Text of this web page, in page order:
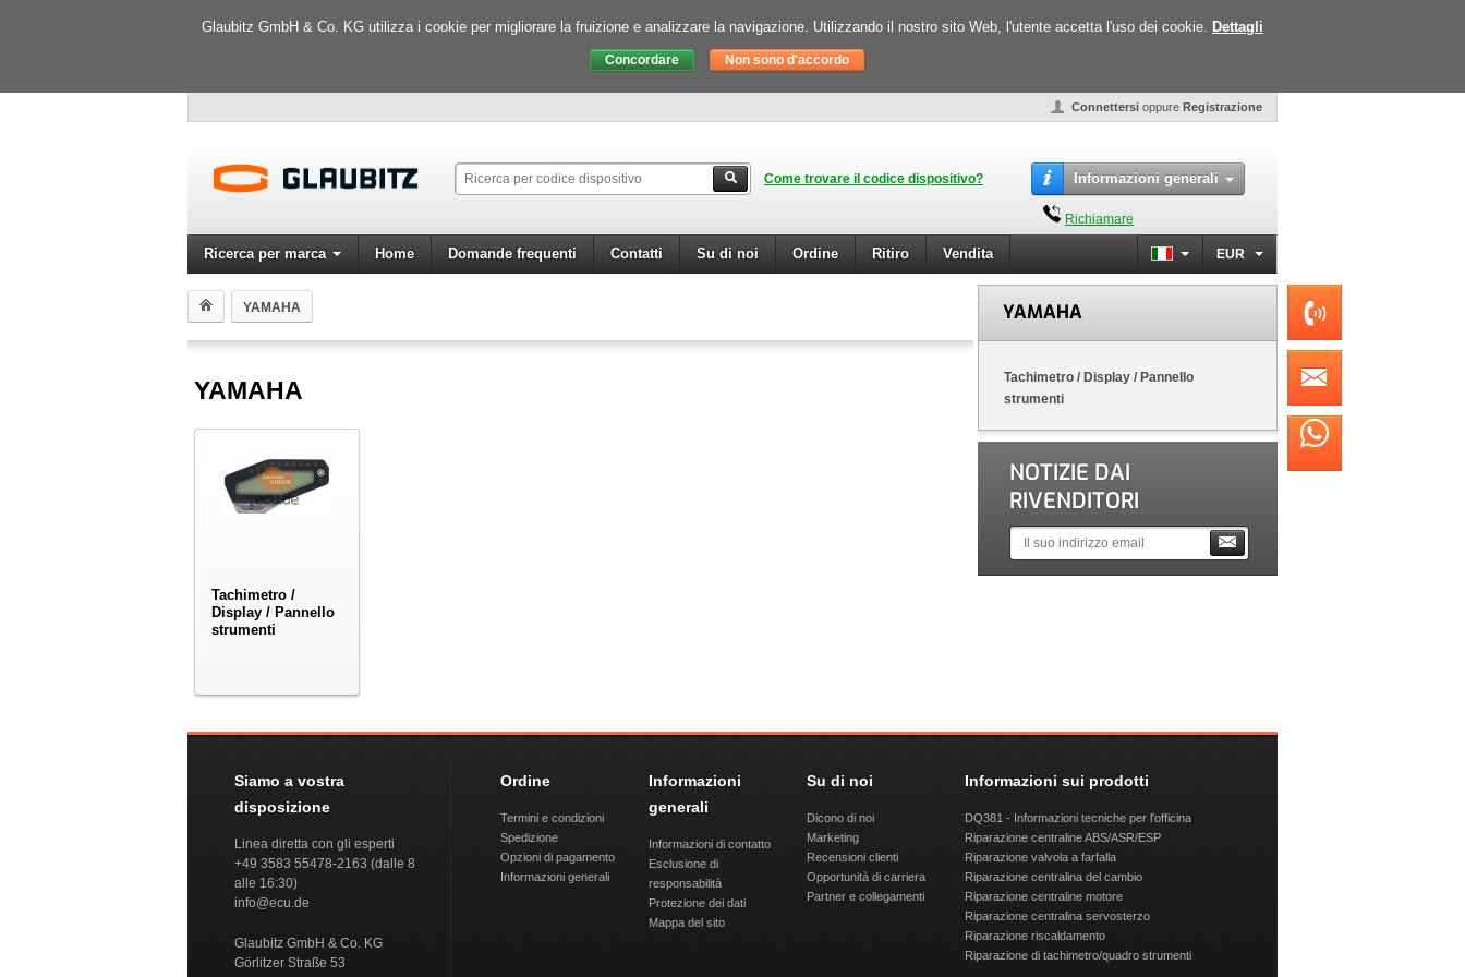
Glaubitz GmbH & Co. KG utilizza i cookie per migliorare la fruizione e analizzare la navigazione. Utilizzando il nostro sito Web, l'utente accetta l'uso dei cookie. Dettagli
Connettersi oppure Registrazione
Come trovare il codice dispositivo? Informazioni generali
Richiamare
Ricerca per marca Home Domande frequenti Contatti Su di noi Ordine Ritiro Vendita EUR
YAMAHA
YAMAHA
Tachimetro /
Display / Pannello
strumenti
YAMAHA
Tachimetro / Display / Pannello
strumenti
NOTIZIE DAI
RIVENDITORI
Siamo a vostra
disposizione
Linea diretta con gli esperti
+49 3583 55478-2163 (dalle 8
alle 16:30)
info@ecu.de
Glaubitz GmbH & Co. KG
Görlitzer Straße 53
Ordine
Termini e condizioni
Spedizione
Opzioni di pagamento
Informazioni generali
Informazioni
generali
Informazioni di contatto
Esclusione di
responsabilità
Protezione dei dati
Mappa del sito
Su di noi
Dicono di noi
Marketing
Recensioni clienti
Opportunità di carriera
Partner e collegamenti
Informazioni sui prodotti
DQ381 - Informazioni tecniche per l'officina
Riparazione centraline ABS/ASR/ESP
Riparazione valvola a farfalla
Riparazione centralina del cambio
Riparazione centraline motore
Riparazione centralina servosterzo
Riparazione riscaldamento
Riparazione di tachimetro/quadro strumenti